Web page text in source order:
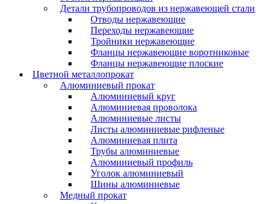
Детали трубопроводов из нержавеющей стали
Отводы нержавеющие
Переходы нержавеющие
Тройники нержавеющие
Фланцы нержавеющие воротниковые
Фланцы нержавеющие плоские
Цветной металлопрокат
Алюминиевый прокат
Алюминиевый круг
Алюминиевая проволока
Алюминиевые листы
Листы алюминиевые рифленые
Алюминиевая плита
Трубы алюминиевые
Алюминиевый профиль
Уголок алюминиевый
Шины алюминиевые
Медный прокат